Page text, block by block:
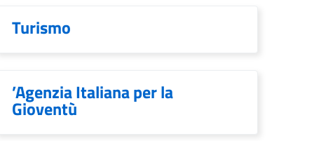
Turismo
’Agenzia Italiana per la
Gioventù